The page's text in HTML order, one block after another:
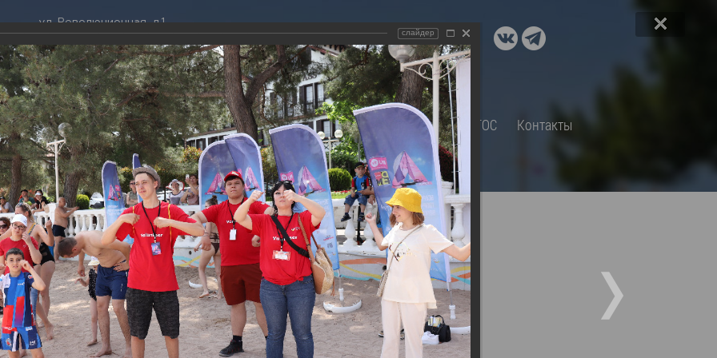
ул. Революционная, д.1
gelendzhik@mo.krasnodar.ru
АA+
Администрация Руководители Документы КСП Обращения ТОС Контакты
задачи и функции
данных
информация
реформа
коррупции
организации
информация
служба
ДУМА
Новости
Структура
Депутат ЗСК
Депутат ГД
График приёмов граждан
депутатами
Депутатское объединение
Совет молодых депутатов
Законотворчество
Постоянные комиссии и график
заседаний
Сведения о доходах, расходах, об
ДОКУМЕНТЫ
Правовые акты и их экспертиза
Экспертиза действующих
нормативных правовых актов
Оценка применения
обязательных требований
Формы обращений
Градостроительная деятельность
Архивный отдел
Порядок обжалования
сезона-2022
летнего сезона-2022 (63 фото)
слайдер